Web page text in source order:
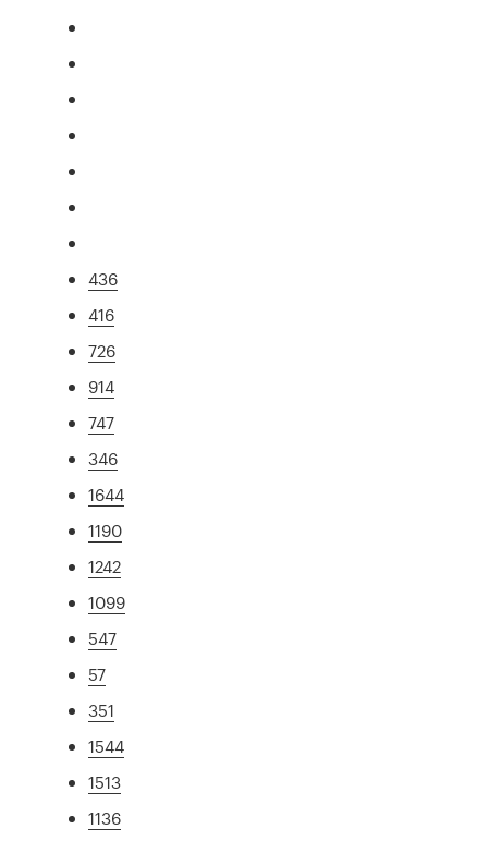
436
416
726
914
747
346
1644
1190
1242
1099
547
57
351
1544
1513
1136